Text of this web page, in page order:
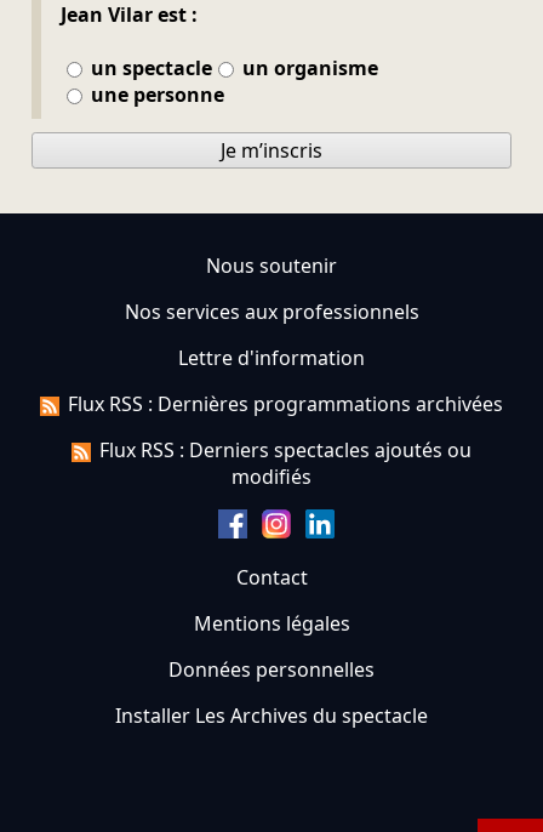
Jean Vilar est :
un spectacle
un organisme
une personne
Je m’inscris
Nous soutenir
Nos services aux professionnels
Lettre d'information
Flux RSS : Dernières programmations archivées
Flux RSS : Derniers spectacles ajoutés ou
modifiés
Contact
Mentions légales
Données personnelles
Installer Les Archives du spectacle